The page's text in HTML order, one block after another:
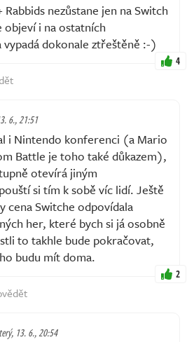
nezůstane jen na Switch
objeví i na ostatních
dokonale ztřeštěně :-)
4
6., 21:51
i Nintendo konferenci (a Mario
Battle je toho také důkazem),
otevírá jiným
si tím k sobě víc lidí. Ještě
cena Switche odpovídala
her, které bych si já osobně
to takhle bude pokračovat,
budu mít doma.
2
13. 6., 20:54